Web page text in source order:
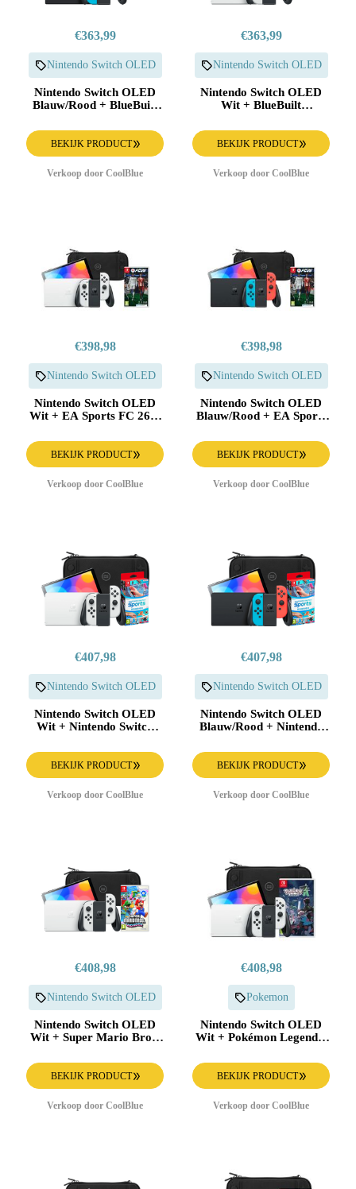
€363,99
Nintendo Switch OLED
Nintendo Switch OLED
Blauw/Rood + BlueBuilt
BEKIJK PRODUCT
Verkoop door CoolBlue
€363,99
Nintendo Switch OLED
Nintendo Switch OLED
Wit + BlueBuilt
BEKIJK PRODUCT
Verkoop door CoolBlue
€398,98
Nintendo Switch OLED
Nintendo Switch OLED
Wit + EA Sports FC 26 +
BEKIJK PRODUCT
Verkoop door CoolBlue
€398,98
Nintendo Switch OLED
Nintendo Switch OLED
Blauw/Rood + EA Sports
Beschermhoes
BEKIJK PRODUCT
Verkoop door CoolBlue
€407,98
Nintendo Switch OLED
Nintendo Switch OLED
Wit + Nintendo Switch
Beschermhoes
BEKIJK PRODUCT
Verkoop door CoolBlue
€407,98
Nintendo Switch OLED
Nintendo Switch OLED
Blauw/Rood + Nintendo
Beschermhoes
BEKIJK PRODUCT
Verkoop door CoolBlue
€408,98
Nintendo Switch OLED
Nintendo Switch OLED
Wit + Super Mario Bros.
Beschermhoes
BEKIJK PRODUCT
Verkoop door CoolBlue
€408,98
Pokemon
Nintendo Switch OLED
Wit + Pokémon Legends:
Beschermhoes
BEKIJK PRODUCT
Verkoop door CoolBlue